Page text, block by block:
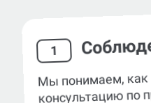
1
Мы понимаем, как
консультацию по